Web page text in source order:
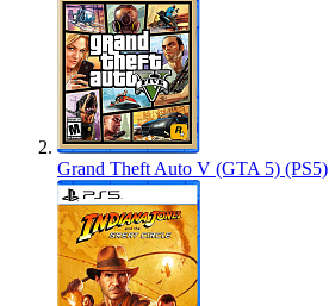
Grand Theft Auto V (GTA 5) (PS5)